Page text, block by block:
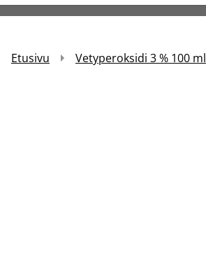
Etusivu Vetyperoksidi 3 % 100 ml